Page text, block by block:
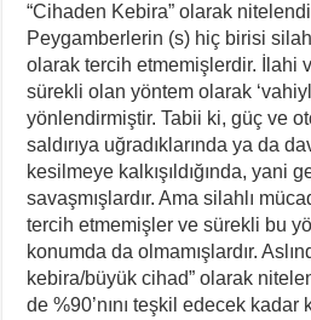
“Cihaden Kebira” olarak
Peygamberlerin (s) hiç birisi
olarak tercih etmemişlerdir. İlahi
sürekli olan yöntem olarak
yönlendirmiştir. Tabii ki, güç ve
saldırıya uğradıklarında ya da
kesilmeye kalkışıldığında, yani
savaşmışlardır. Ama silahlı
tercih etmemişler ve sürekli bu
konumda da olmamışlardır.
kebira/büyük cihad” olarak
de %90’nını teşkil edecek